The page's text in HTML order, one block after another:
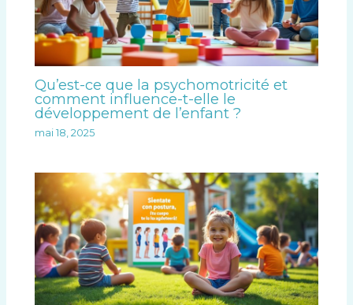
Qu’est-ce que la psychomotricité et
comment influence-t-elle le
développement de l’enfant ?
mai 18, 2025